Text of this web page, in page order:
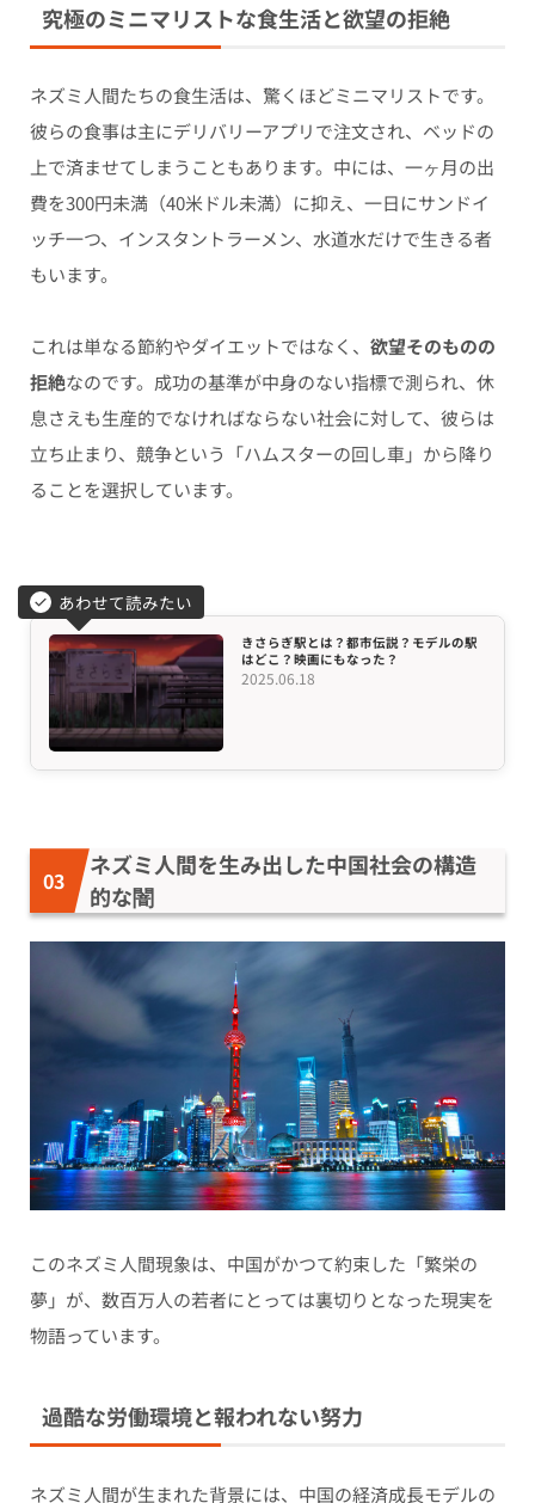
究極のミニマリストな食生活と欲望の拒絶
ネズミ人間たちの食生活は、驚くほどミニマリストです。
彼らの食事は主にデリバリーアプリで注文され、ベッドの
上で済ませてしまうこともあります。中には、一ヶ月の出
費を300円未満（40米ドル未満）に抑え、一日にサンドイ
ッチ一つ、インスタントラーメン、水道水だけで生きる者
もいます。
これは単なる節約やダイエットではなく、 欲望そのものの
拒絶なのです。成功の基準が中身のない指標で測られ、休
息さえも生産的でなければならない社会に対して、彼らは
立ち止まり、競争という「ハムスターの回し車」から降り
ることを選択しています。
あわせて読みたい
きさらぎ駅とは？都市伝説？モデルの駅
はどこ？映画にもなった？
2025.06.18
ネズミ人間を生み出した中国社会の構造
的な闇
このネズミ人間現象は、中国がかつて約束した「繁栄の
夢」が、数百万人の若者にとっては裏切りとなった現実を
物語っています。
過酷な労働環境と報われない努力
ネズミ人間が生まれた背景には、中国の経済成長モデルの